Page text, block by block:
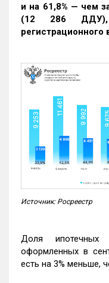
и на 61,8% — чем
(12 286 ДДУ)
регистрационного
Источник: Росреестр
Доля
оформленных в
есть на 3% меньше,